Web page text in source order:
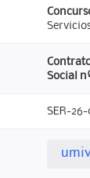
Social
SER-26-